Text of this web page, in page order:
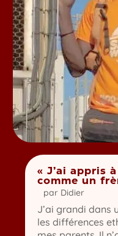
« J’ai appris
comme un
par Didier
J’ai grandi dans
les différences